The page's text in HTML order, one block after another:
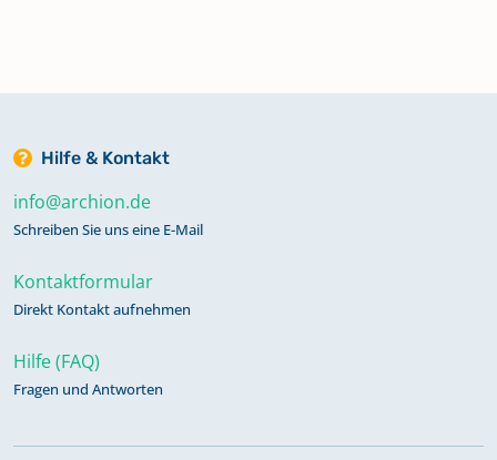
Hilfe & Kontakt
info@archion.de
Schreiben Sie uns eine E-Mail
Kontaktformular
Direkt Kontakt aufnehmen
Hilfe (FAQ)
Fragen und Antworten